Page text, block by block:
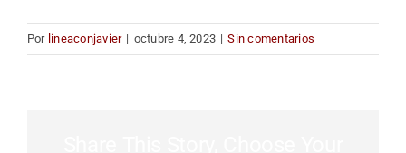
Por lineaconjavier | octubre 4, 2023 | Sin comentarios